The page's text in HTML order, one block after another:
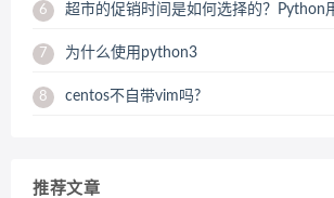
6 超市的促销时间是如何选择的？Python
7 为什么使用python3
8 centos不自带vim吗?
推荐文章